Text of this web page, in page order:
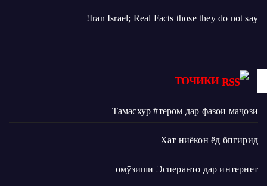
Iran Israel; Real Facts those they do not say!
ТОЧИКИ
Тамасхур #тером дар фазои маҷозӣ
Хат ниёкон ёд бпгирӣд
омӯзиши Эсперанто дар интернет